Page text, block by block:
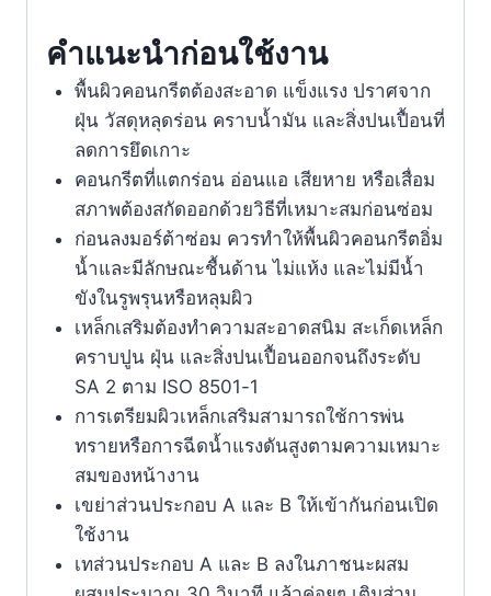
คำแนะนำก่อนใช้งาน
พื้นผิวคอนกรีตต้องสะอาด แข็งแรง ปราศจาก
ฝุ่น วัสดุหลุดร่อน คราบน้ำมัน และสิ่งปนเปื้อนที่
ลดการยึดเกาะ
คอนกรีตที่แตกร่อน อ่อนแอ เสียหาย หรือเสื่อม
สภาพต้องสกัดออกด้วยวิธีที่เหมาะสมก่อนซ่อม
ก่อนลงมอร์ต้าซ่อม ควรทำให้พื้นผิวคอนกรีตอิ่ม
น้ำและมีลักษณะชื้นด้าน ไม่แห้ง และไม่มีน้ำ
ขังในรูพรุนหรือหลุมผิว
เหล็กเสริมต้องทำความสะอาดสนิม สะเก็ดเหล็ก
คราบปูน ฝุ่น และสิ่งปนเปื้อนออกจนถึงระดับ
SA 2 ตาม ISO 8501-1
การเตรียมผิวเหล็กเสริมสามารถใช้การพ่น
ทรายหรือการฉีดน้ำแรงดันสูงตามความเหมาะ
สมของหน้างาน
เขย่าส่วนประกอบ A และ B ให้เข้ากันก่อนเปิด
ใช้งาน
เทส่วนประกอบ A และ B ลงในภาชนะผสม